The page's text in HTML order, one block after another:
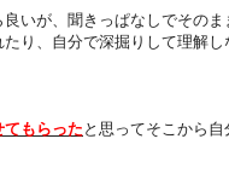
いが、聞きっぱなしでそのま
り、自分で深掘りして理解し
もらった と思ってそこから